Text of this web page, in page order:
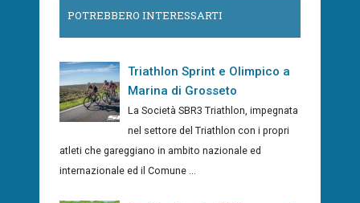
POTREBBERO INTERESSARTI
Triathlon Sprint e Olimpico a
Marina di Grosseto
La Società SBR3 Triathlon, impegnata
nel settore del Triathlon con i propri
atleti che gareggiano in ambito nazionale ed
internazionale ed il Comune ...